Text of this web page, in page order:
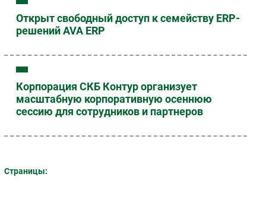
Открыт свободный доступ к семейству ERP-
решений AVA ERP
Корпорация СКБ Контур организует
масштабную корпоративную осеннюю
сессию для сотрудников и партнеров
Страницы: